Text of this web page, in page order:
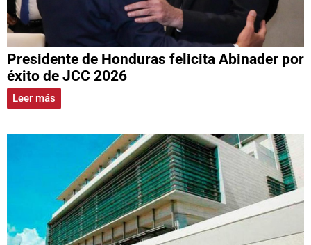
Presidente de Honduras felicita Abinader por
éxito de JCC 2026
Leer más